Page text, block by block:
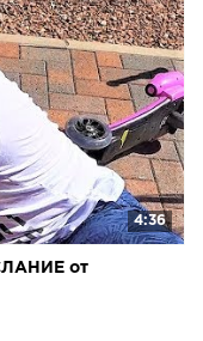
4:36
от